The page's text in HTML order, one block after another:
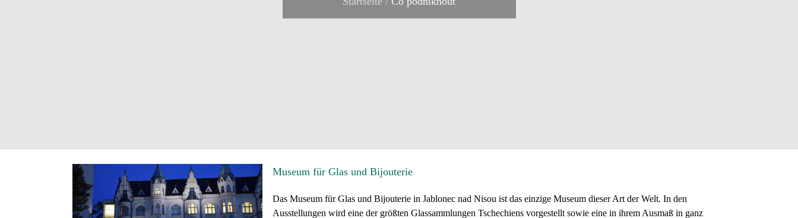
Museum für Glas und Bijouterie
Das Museum für Glas und Bijouterie in Jablonec nad Nisou ist das einzige Museum dieser Art der Welt. In den
Ausstellungen wird eine der größten Glassammlungen Tschechiens vorgestellt sowie eine in ihrem Ausmaß in ganz